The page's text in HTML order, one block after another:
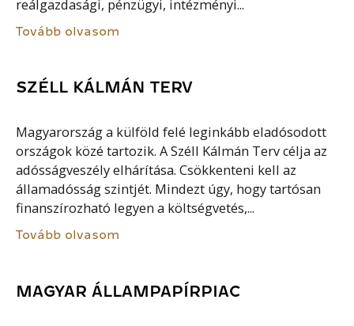
reálgazdasági, pénzügyi, intézményi...
Tovább olvasom
SZÉLL KÁLMÁN TERV
Magyarország a külföld felé leginkább eladósodott
országok közé tartozik. A Széll Kálmán Terv célja az
adósságveszély elhárítása. Csökkenteni kell az
államadósság szintjét. Mindezt úgy, hogy tartósan
finanszírozható legyen a költségvetés,...
Tovább olvasom
MAGYAR ÁLLAMPAPÍRPIAC